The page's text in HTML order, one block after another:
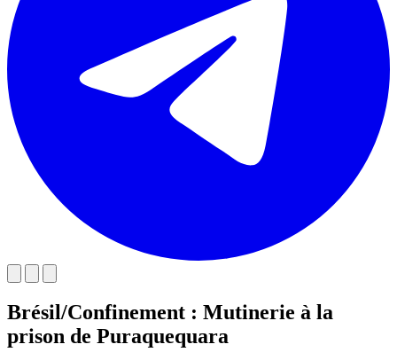
Brésil/Confinement : Mutinerie à la
prison de Puraquequara